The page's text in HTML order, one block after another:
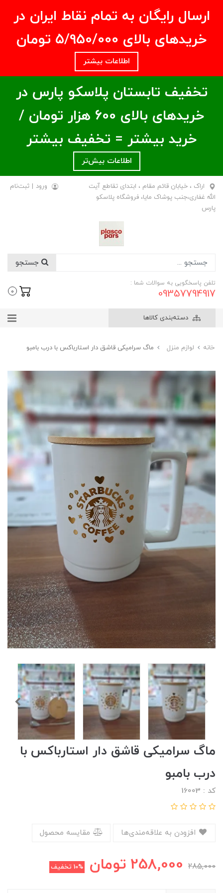
ارسال رایگان به تمام نقاط ایران در
خریدهای بالای ۵/950/000 تومان
اطلاعات بیشتر
تخفیف تابستان پلاسکو پارس در
خریدهای بالای ۶00 هزار تومان /
خرید بیشتر = تخفیف بیشتر
اطلاعات بیش‌تر
اراک ، خیابان قائم مقام ، ابتدای تقاطع آیت
الله غفاری،جنب پوشاک مایا، فروشگاه پلاسکو
پارس
ورود | ثبت‌نام
تلفن پاسخگویی به سوالات شما :
09357794917
0
دسته‌بندی کالاها
خانه لوازم منزل ماگ سرامیکی قاشق دار استارباکس با درب بامبو
ماگ سرامیکی قاشق دار استارباکس با
درب بامبو
کد : 16003
مقایسه محصول
285,000
258,000 تومان 10% تخفیف